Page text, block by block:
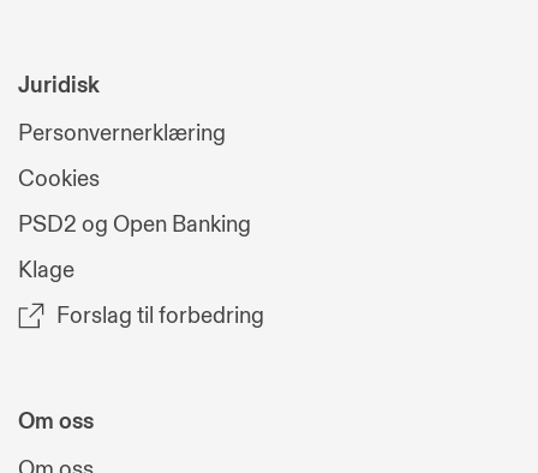
Juridisk
Personvernerklæring
Cookies
PSD2 og Open Banking
Klage
Forslag til forbedring
Om oss